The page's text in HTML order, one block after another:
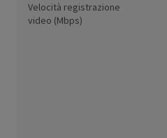
Velocità registrazione
video (Mbps)